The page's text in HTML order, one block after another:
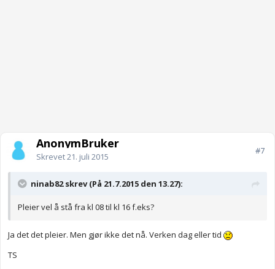
AnonymBruker
Skrevet21. juli 2015
#7
ninab82 skrev (På 21.7.2015 den 13.27):
Pleier vel å stå fra kl 08 til kl 16 f.eks?
Ja det det pleier. Men gjør ikke det nå. Verken dag eller tid
TS